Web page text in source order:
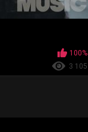
100%
3 105